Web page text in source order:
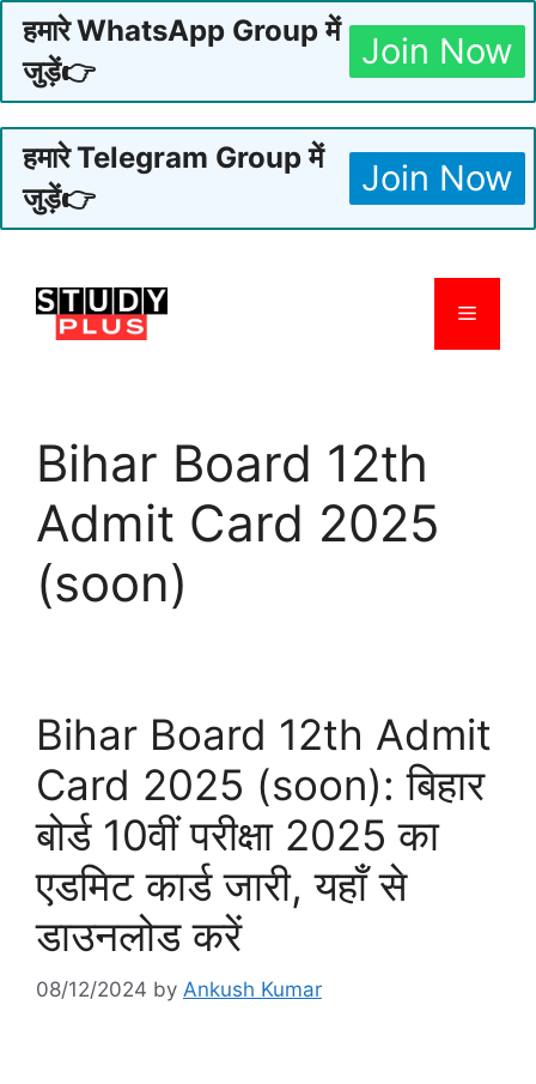
हमारे WhatsApp Group में
जुड़ें👉
Join Now
हमारे Telegram Group में
जुड़ें👉
Join Now
content
Menu
Bihar Board 12th
Admit Card 2025
(soon)
Bihar Board 12th Admit
Card 2025 (soon): बिहार
बोर्ड 10वीं परीक्षा 2025 का
एडमिट कार्ड जारी, यहाँ से
डाउनलोड करें
08/12/2024 by Ankush Kumar